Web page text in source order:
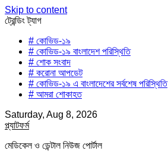
Skip to content
ট্রেন্ডিং ট্যাগ
# কোভিড-১৯
# কোভিড-১৯ বাংলাদেশ পরিস্থিতি
# শোক সংবাদ
# করোনা আপডেট
# কোভিড-১৯ এ বাংলাদেশের সর্বশেষ পরিস্থিতি
# আমরা শোকাহত
Saturday, Aug 8, 2026
প্ল্যাটফর্ম
মেডিকেল ও ডেন্টাল নিউজ পোর্টাল